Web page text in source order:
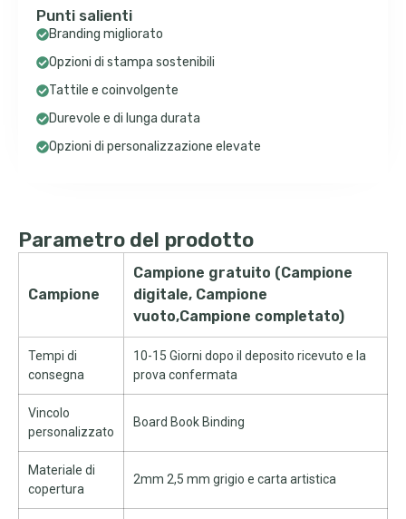
Punti salienti
Branding migliorato
Opzioni di stampa sostenibili
Tattile e coinvolgente
Durevole e di lunga durata
Opzioni di personalizzazione elevate
Parametro del prodotto
Campione
Campione gratuito (Campione
digitale, Campione
vuoto,Campione completato)
Tempi di
consegna
10-15 Giorni dopo il deposito ricevuto e la
prova confermata
Vincolo
personalizzato
Board Book Binding
Materiale di
copertura
2mm 2,5 mm grigio e carta artistica